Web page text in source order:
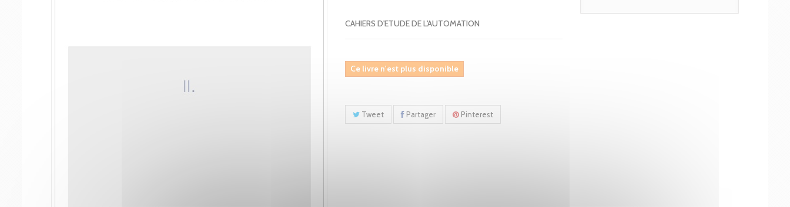
CAHIERS D'ETUDE DE L'AUTOMATION
Ce livre n'est plus disponible
Tweet Partager Pinterest